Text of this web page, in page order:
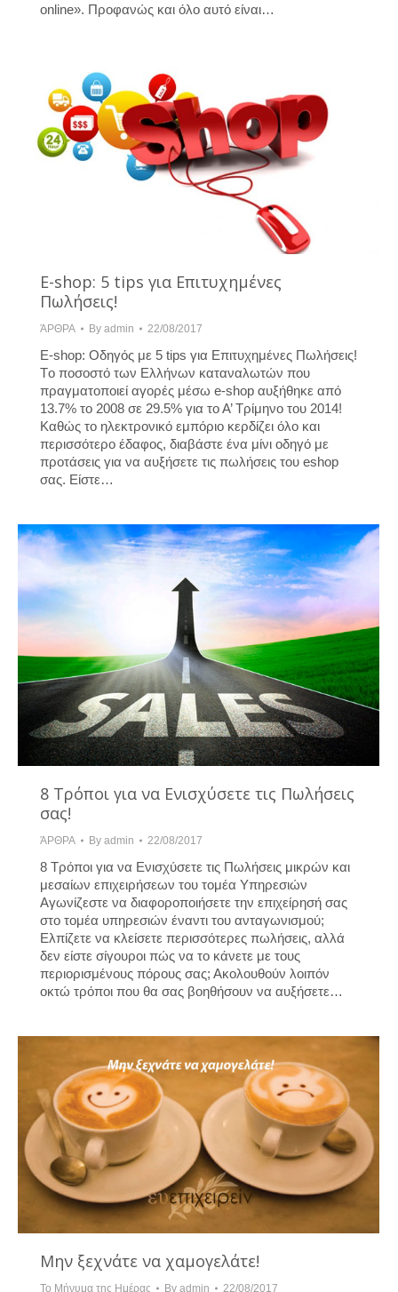
online». Προφανώς και όλο αυτό είναι…
E-shop: 5 tips για Επιτυχημένες
Πωλήσεις!
ΆΡΘΡΑ By admin 22/08/2017
E-shop: Οδηγός με 5 tips για Επιτυχημένες Πωλήσεις!
Τo ποσοστό των Ελλήνων καταναλωτών που
πραγματοποιεί αγορές μέσω e-shop αυξήθηκε από
13.7% το 2008 σε 29.5% για το Α’ Τρίμηνο του 2014!
Καθώς το ηλεκτρονικό εμπόριο κερδίζει όλο και
περισσότερο έδαφος, διαβάστε ένα μίνι οδηγό με
προτάσεις για να αυξήσετε τις πωλήσεις του eshop
σας. Είστε…
8 Τρόποι για να Ενισχύσετε τις Πωλήσεις
σας!
ΆΡΘΡΑ By admin 22/08/2017
8 Τρόποι για να Ενισχύσετε τις Πωλήσεις μικρών και
μεσαίων επιχειρήσεων του τομέα Υπηρεσιών
Αγωνίζεστε να διαφοροποιήσετε την επιχείρησή σας
στο τομέα υπηρεσιών έναντι του ανταγωνισμού;
Ελπίζετε να κλείσετε περισσότερες πωλήσεις, αλλά
δεν είστε σίγουροι πώς να το κάνετε με τους
περιορισμένους πόρους σας; Ακολουθούν λοιπόν
οκτώ τρόποι που θα σας βοηθήσουν να αυξήσετε…
Μην ξεχνάτε να χαμογελάτε!
Το Μήνυμα της Ημέρας By admin 22/08/2017